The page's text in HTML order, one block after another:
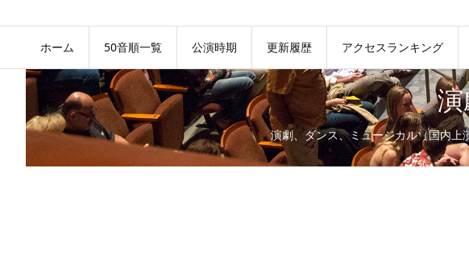
ホーム 50音順一覧 公演時期 更新履歴 アクセスランキング
演劇、ダンス、ミュージカル（国内